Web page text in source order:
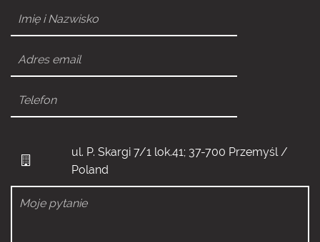
ul. P. Skargi 7/1 lok.41; 37-700 Przemyśl /
Poland